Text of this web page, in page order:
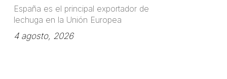
España es el principal exportador de
lechuga en la Unión Europea
4 agosto, 2026